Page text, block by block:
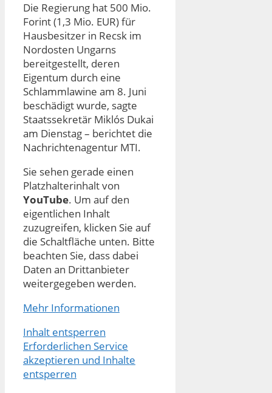
Die Regierung hat 500 Mio.
Forint (1,3 Mio. EUR) für
Hausbesitzer in Recsk im
Nordosten Ungarns
bereitgestellt, deren
Eigentum durch eine
Schlammlawine am 8. Juni
beschädigt wurde, sagte
Staatssekretär Miklós Dukai
am Dienstag – berichtet die
Nachrichtenagentur MTI.
Sie sehen gerade einen
Platzhalterinhalt von
YouTube. Um auf den
eigentlichen Inhalt
zuzugreifen, klicken Sie auf
die Schaltfläche unten. Bitte
beachten Sie, dass dabei
Daten an Drittanbieter
weitergegeben werden.
Mehr Informationen
Inhalt entsperren
Erforderlichen Service
akzeptieren und Inhalte
entsperren